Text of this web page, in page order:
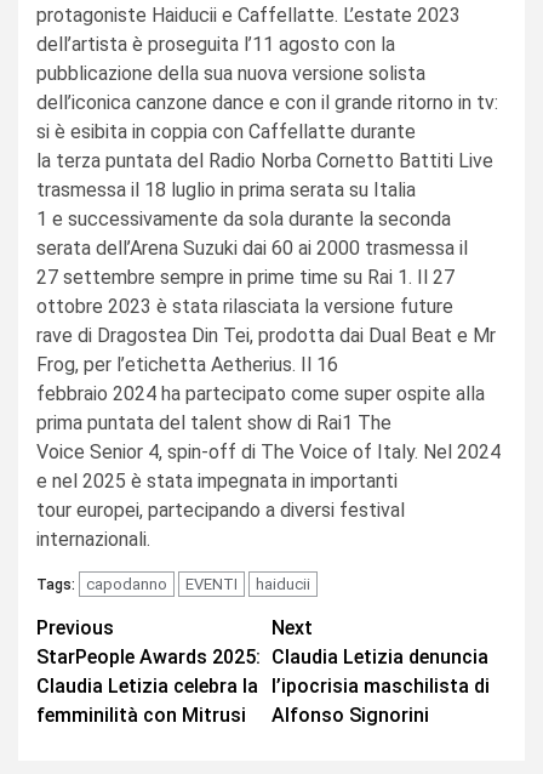
protagoniste Haiducii e Caffellatte. L’estate 2023
dell’artista è proseguita l’11 agosto con la
pubblicazione della sua nuova versione solista
dell’iconica canzone dance e con il grande ritorno in tv:
si è esibita in coppia con Caffellatte durante
la terza puntata del Radio Norba Cornetto Battiti Live
trasmessa il 18 luglio in prima serata su Italia
1 e successivamente da sola durante la seconda
serata dell’Arena Suzuki dai 60 ai 2000 trasmessa il
27 settembre sempre in prime time su Rai 1. Il 27
ottobre 2023 è stata rilasciata la versione future
rave di Dragostea Din Tei, prodotta dai Dual Beat e Mr
Frog, per l’etichetta Aetherius. Il 16
febbraio 2024 ha partecipato come super ospite alla
prima puntata del talent show di Rai1 The
Voice Senior 4, spin-off di The Voice of Italy. Nel 2024
e nel 2025 è stata impegnata in importanti
tour europei, partecipando a diversi festival
internazionali.
Tags: capodanno EVENTI haiducii
Continue
Reading
Previous
StarPeople Awards 2025:
Claudia Letizia celebra la
femminilità con Mitrusi
Next
Claudia Letizia denuncia
l’ipocrisia maschilista di
Alfonso Signorini